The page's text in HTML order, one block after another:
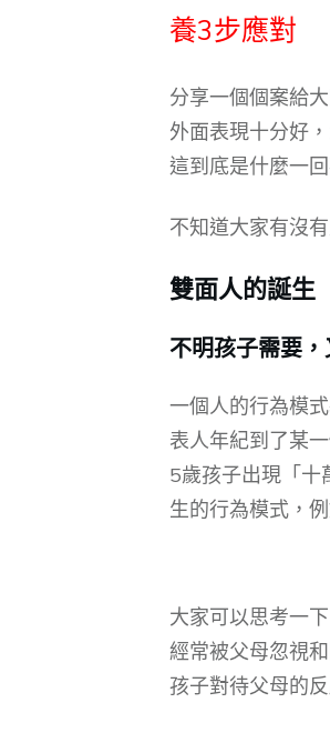
養3步應對
分享一個個案給
外面表現十分好
這到底是什麼一回
不知道大家有沒
雙面人的誕生
不明孩子需要
一個人的行為模
表人年紀到了某
5歲孩子出現「十
生的行為模式，
大家可以思考一
經常被父母忽視
孩子對待父母的